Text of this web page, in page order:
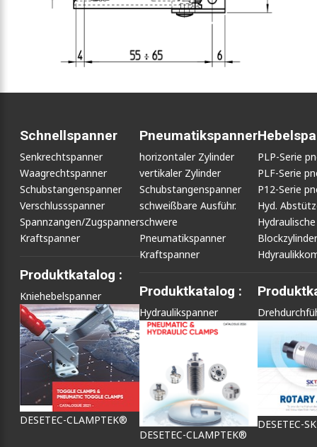
Schnellspanner
Senkrechtspanner
Waagrechtspanner
Schubstangenspanner
Verschlussspanner
Spannzangen/Zugspanner
Kraftspanner
Produktkatalog :
Kniehebelspanner
DESETEC-CLAMPTEK®
Pneumatikspanner
horizontaler Zylinder
vertikaler Zylinder
Schubstangenspanner
schweißbare Ausführ.
schwere
Pneumatikspanner
Kraftspanner
Produktkatalog :
Hydraulikspanner
DESETEC-CLAMPTEK®
PLP-Serie
PLF-Serie
P12-Serie
Hyd.
Hydraulische
Blockzylinder
DESETEC-